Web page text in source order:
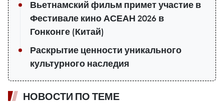
Вьетнамский фильм примет участие в
Фестивале кино АСЕАН 2026 в
Гонконге (Китай)
Раскрытие ценности уникального
культурного наследия
НОВОСТИ ПО ТЕМЕ